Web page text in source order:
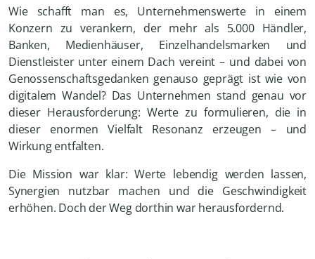
Wie schafft man es, Unternehmenswerte in einem
Konzern zu verankern, der mehr als 5.000 Händler,
Banken, Medienhäuser, Einzelhandelsmarken und
Dienstleister unter einem Dach vereint – und dabei von
Genossenschaftsgedanken genauso geprägt ist wie von
digitalem Wandel? Das Unternehmen stand genau vor
dieser Herausforderung: Werte zu formulieren, die in
dieser enormen Vielfalt Resonanz erzeugen – und
Wirkung entfalten.
Die Mission war klar: Werte lebendig werden lassen,
Synergien nutzbar machen und die Geschwindigkeit
erhöhen. Doch der Weg dorthin war herausfordernd.